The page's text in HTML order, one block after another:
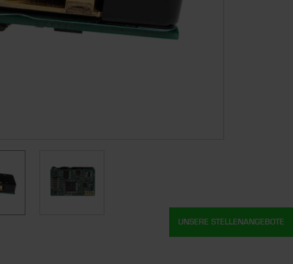
UNSERE STELLENANGEBOTE